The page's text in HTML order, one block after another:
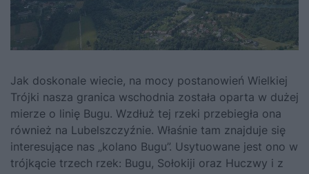
Jak doskonale wiecie, na mocy postanowień Wielkiej
Trójki nasza granica wschodnia została oparta w dużej
mierze o linię Bugu. Wzdłuż tej rzeki przebiegła ona
również na Lubelszczyźnie. Właśnie tam znajduje się
interesujące nas „kolano Bugu”. Usytuowane jest ono w
trójkącie trzech rzek: Bugu, Sołokiji oraz Huczwy i z